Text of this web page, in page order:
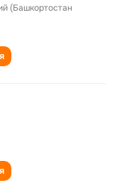
(Башкортостан